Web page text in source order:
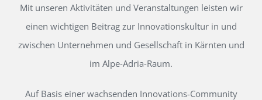
Mit unseren Aktivitäten und Veranstaltungen leisten wir
einen wichtigen Beitrag zur Innovationskultur in und
zwischen Unternehmen und Gesellschaft in Kärnten und
im Alpe-Adria-Raum.
Auf Basis einer wachsenden Innovations-Community